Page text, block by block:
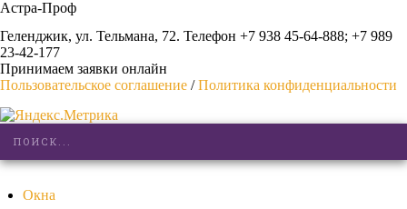
Астра-Проф
Геленджик, ул. Тельмана, 72. Телефон +7 938 45-64-888; +7 989
23-42-177
Принимаем заявки онлайн
Пользовательское соглашение /Политика конфиденциальности
Окна